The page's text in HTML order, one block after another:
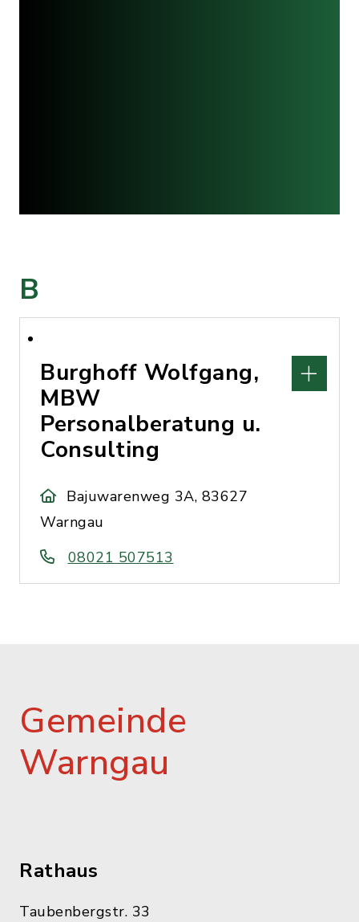
B
Burghoff Wolfgang,
MBW
Personalberatung u.
Consulting
Bajuwarenweg 3A, 83627
Warngau
08021 507513
Gemeinde
Warngau
Rathaus
Taubenbergstr. 33